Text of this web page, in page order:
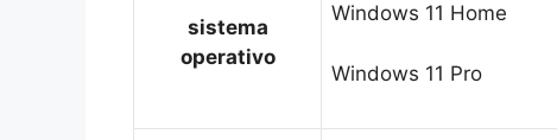
sistema
operativo
Windows 11 Home
Windows 11 Pro